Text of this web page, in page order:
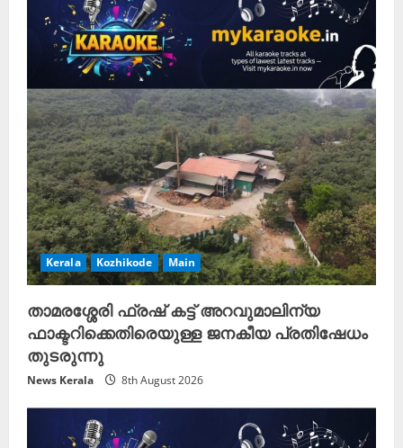
a
d
i
n
g
Kerala Kozhikode Main
താമരശ്ശേരി ഫ്രഷ് കട്ട് അറവുമാലിന്യ
ഫാക്ടറിക്കെതിരെയുള്ള ജനകീയ പ്രതിഷേധം
തുടരുന്നു
News Kerala 8th August 2026